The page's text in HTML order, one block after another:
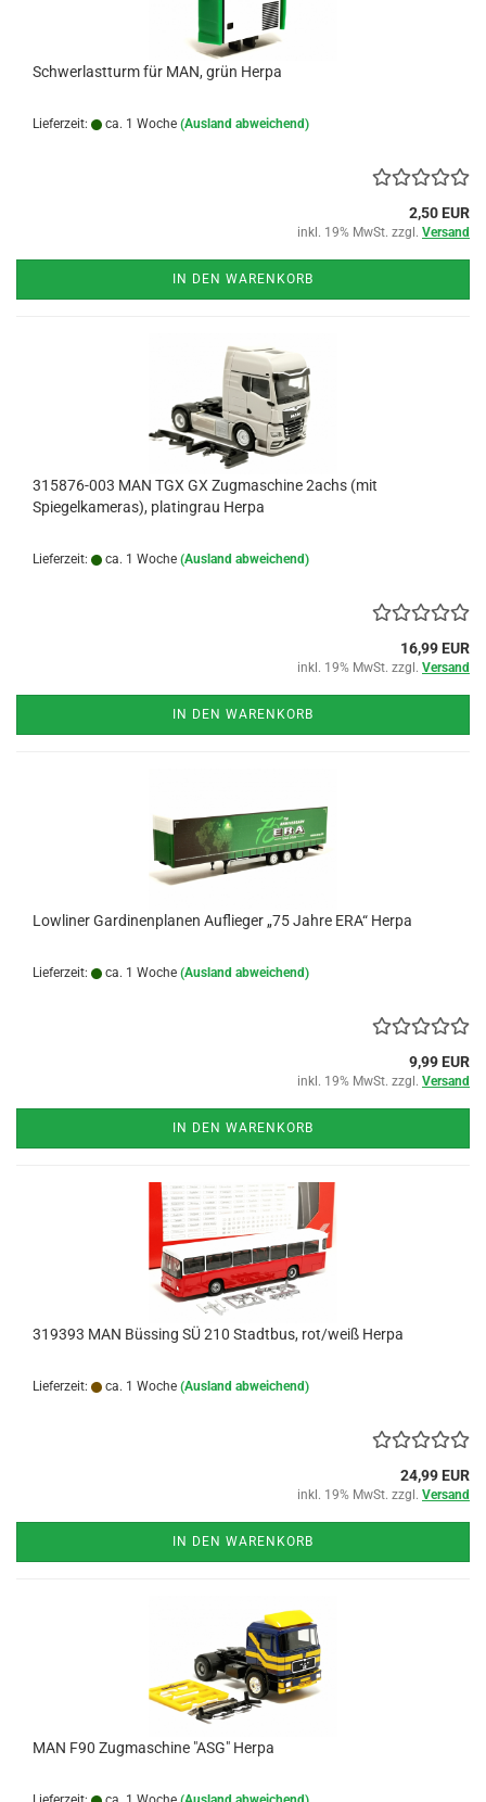
Schwerlastturm für MAN, grün Herpa
Lieferzeit: ca. 1 Woche (Ausland abweichend)
2,50 EUR
inkl. 19% MwSt. zzgl. Versand
IN DEN WARENKORB
315876-003 MAN TGX GX Zugmaschine 2achs (mit
Spiegelkameras), platingrau Herpa
Lieferzeit: ca. 1 Woche (Ausland abweichend)
16,99 EUR
inkl. 19% MwSt. zzgl. Versand
IN DEN WARENKORB
Lowliner Gardinenplanen Auflieger „75 Jahre ERA“ Herpa
Lieferzeit: ca. 1 Woche (Ausland abweichend)
9,99 EUR
inkl. 19% MwSt. zzgl. Versand
IN DEN WARENKORB
319393 MAN Büssing SÜ 210 Stadtbus, rot/weiß Herpa
Lieferzeit: ca. 1 Woche (Ausland abweichend)
24,99 EUR
inkl. 19% MwSt. zzgl. Versand
IN DEN WARENKORB
MAN F90 Zugmaschine "ASG" Herpa